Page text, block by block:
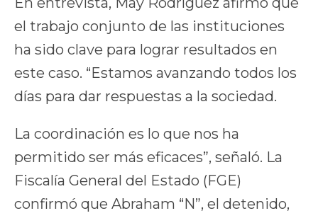
el trabajo conjunto de las instituciones
ha sido clave para lograr resultados en
este caso. “Estamos avanzando todos los
días para dar respuestas a la sociedad.
La coordinación es lo que nos ha
permitido ser más eficaces”, señaló. La
Fiscalía General del Estado (FGE)
confirmó que Abraham “N”, el detenido,